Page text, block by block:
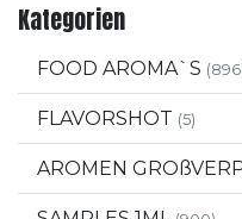
Kategorien
FOOD AROMA`S
FLAVORSHOT (5)